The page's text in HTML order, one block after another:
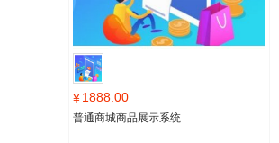
¥1888.00
普通商城商品展示系统